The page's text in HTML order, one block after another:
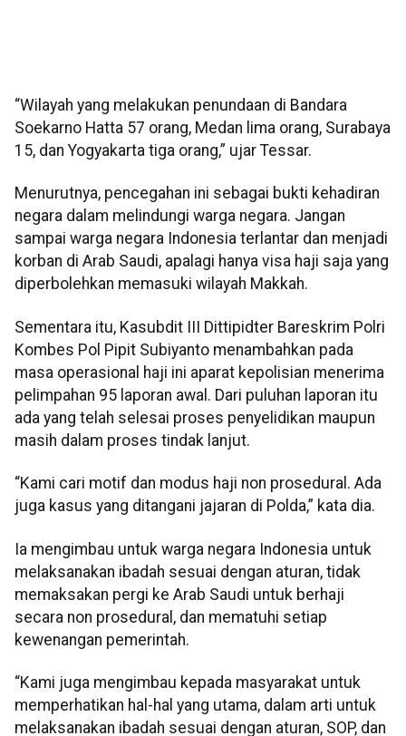
“Wilayah yang melakukan penundaan di Bandara
Soekarno Hatta 57 orang, Medan lima orang, Surabaya
15, dan Yogyakarta tiga orang,” ujar Tessar.
Menurutnya, pencegahan ini sebagai bukti kehadiran
negara dalam melindungi warga negara. Jangan
sampai warga negara Indonesia terlantar dan menjadi
korban di Arab Saudi, apalagi hanya visa haji saja yang
diperbolehkan memasuki wilayah Makkah.
Sementara itu, Kasubdit III Dittipidter Bareskrim Polri
Kombes Pol Pipit Subiyanto menambahkan pada
masa operasional haji ini aparat kepolisian menerima
pelimpahan 95 laporan awal. Dari puluhan laporan itu
ada yang telah selesai proses penyelidikan maupun
masih dalam proses tindak lanjut.
“Kami cari motif dan modus haji non prosedural. Ada
juga kasus yang ditangani jajaran di Polda,” kata dia.
Ia mengimbau untuk warga negara Indonesia untuk
melaksanakan ibadah sesuai dengan aturan, tidak
memaksakan pergi ke Arab Saudi untuk berhaji
secara non prosedural, dan mematuhi setiap
kewenangan pemerintah.
“Kami juga mengimbau kepada masyarakat untuk
memperhatikan hal-hal yang utama, dalam arti untuk
melaksanakan ibadah sesuai dengan aturan, SOP, dan